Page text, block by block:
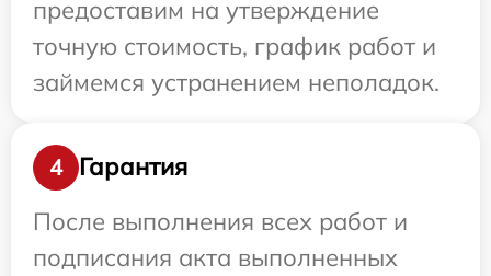
предоставим на утверждение
точную стоимость, график работ и
займемся устранением неполадок.
4
Гарантия
После выполнения всех работ и
подписания акта выполненных